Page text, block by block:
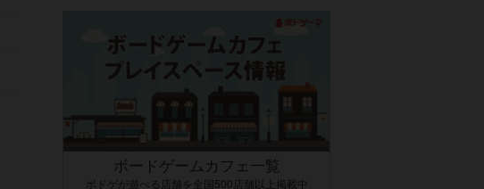
ボードゲームカフェ一覧
ボドゲが遊べる店舗を全国500店舗以上掲載中